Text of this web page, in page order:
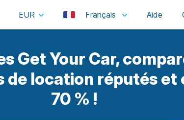
EUR Français
Get Your Car,
location réputés et
70 % !